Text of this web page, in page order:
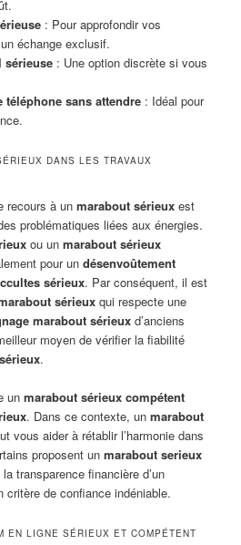
: Pour approfondir vos
échange exclusif.
sérieuse: Une option discrète si vous
téléphone sans attendre: Idéal pour
DANS LES TRAVAUX
recours à unmarabout sérieux est
problématiques liées aux énergies.
ou unmarabout sérieux
pour undésenvoûtement
sérieux. Par conséquent, il est
sérieux qui respecte une
marabout sérieux d’anciens
moyen de vérifier la fiabilité
.
unmarabout sérieux compétent
. Dans ce contexte, unmarabout
vous aider à rétablir l’harmonie dans
proposent unmarabout serieux
la transparence financière d’un
critère de confiance indéniable.
EN LIGNE SÉRIEUX ET COMPÉTENT